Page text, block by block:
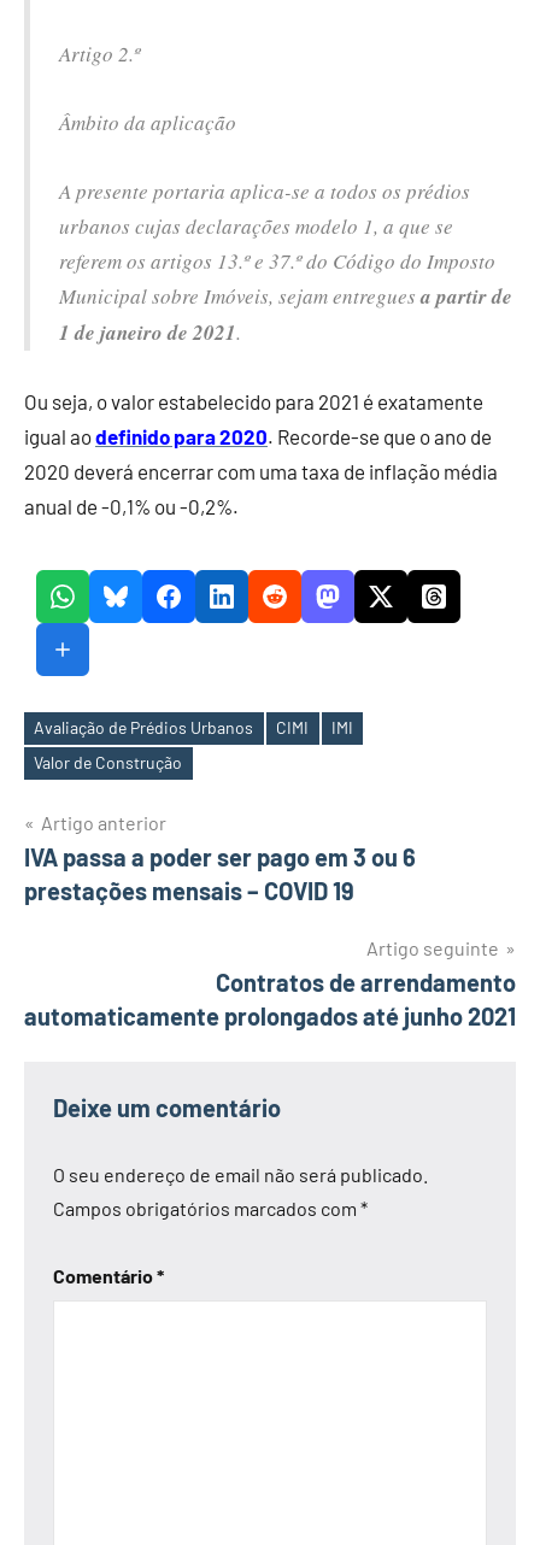
Artigo 2.º
Âmbito da aplicação
A presente portaria aplica-se a todos os prédios
urbanos cujas declarações modelo 1, a que se
referem os artigos 13.º e 37.º do Código do Imposto
Municipal sobre Imóveis, sejam entreguesa partir de
1 de janeiro de 2021.
Ou seja, o valor estabelecido para 2021 é exatamente
igual aodefinido para 2020. Recorde-se que o ano de
2020 deverá encerrar com uma taxa de inflação média
anual de -0,1% ou -0,2%.
Etiquetas
Avaliação de Prédios Urbanos CIMI
IMI
Valor de Construção
Navegação
de
Artigo anterior
IVA passa a poder ser pago em 3 ou 6
prestações mensais – COVID 19
Artigo seguinte
Contratos de arrendamento
automaticamente prolongados até junho 2021
Deixe um comentário
O seu endereço de email não será publicado.
Campos obrigatórios marcados com *
Comentário*